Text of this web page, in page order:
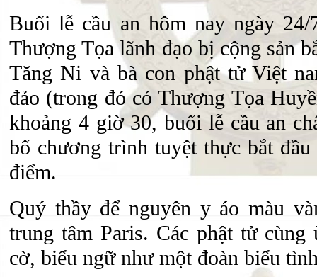
Buổi lễ cầu an hôm nay ngày
Thượng Tọa lãnh đạo bị cộng sản
Tăng Ni và bà con phật tử Việt
đảo (trong đó có Thượng Tọa
khoảng 4 giờ 30, buổi lễ cầu an
bố chương trình tuyệt thực bắt
điểm.
Quý thầy để nguyên y áo màu
trung tâm Paris. Các phật tử
cờ, biểu ngữ như một đoàn biểu